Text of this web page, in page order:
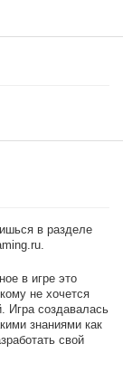
в разделе
в игре это
не хочется
Игра создавалась
знаниями как
свой